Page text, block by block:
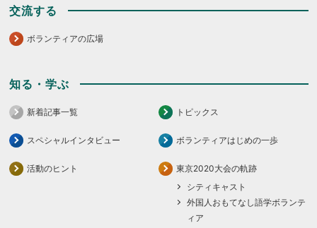
交流する
ボランティアの広場
知る・学ぶ
新着記事一覧 トピックス
スペシャルインタビュー ボランティアはじめの一歩
活動のヒント
東京2020大会の軌跡
シティキャスト
外国人おもてなし語学ボランテ
ィア